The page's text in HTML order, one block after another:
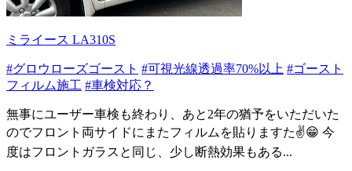
ミライース LA310S
#グロウローズゴースト #可視光線透過率70%以上 #ゴースト
フィルム施工 #車検対応？
無事にユーザー車検も終わり、あと2年の猶予をいただいた
のでフロント両サイドにまたフィルムを貼りますた✌️😁 今
度はフロントガラスと同じ、少し断熱効果もある...